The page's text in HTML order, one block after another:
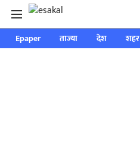
Epaper ताज्या देश शहर